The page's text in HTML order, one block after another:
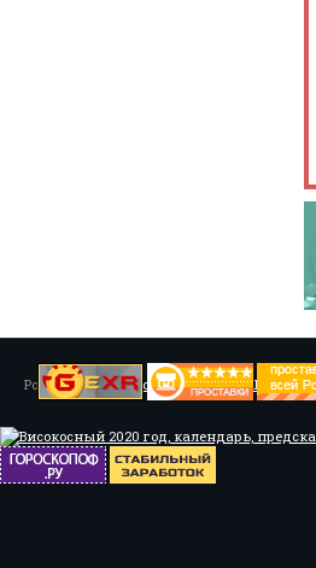
Powered byУстановка системы ABS,